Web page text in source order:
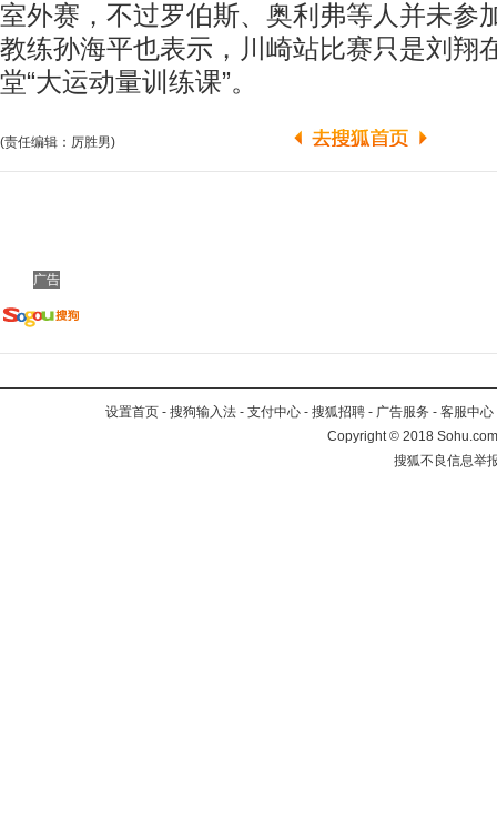
室外赛，不过罗伯斯、奥利弗等人并未参
教练孙海平也表示，川崎站比赛只是刘翔
堂“大运动量训练课”。
(责任编辑：厉胜男)
广告
设置首页 - 搜狗输入法 - 支付中心 - 搜狐招聘 - 广告服务 - 客服中心
Copyright©2018
搜狐不良信息举